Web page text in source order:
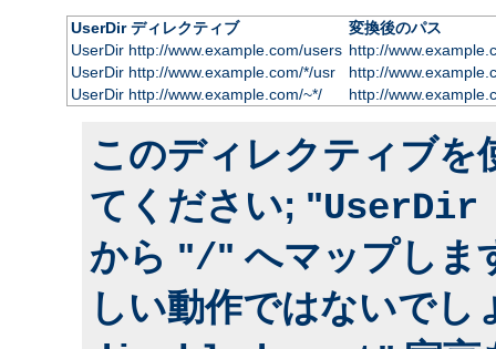
UserDir ディレクティブ
変換後のパス
UserDir http://www.example.com/users http://
UserDir http://www.example.com/*/usr
http://
UserDir http://www.example.com/~*/
http://
このディレクティブを
てください; "
から "/" へマップしま
しい動作ではないでし